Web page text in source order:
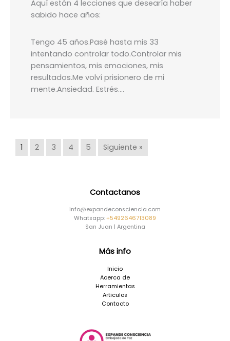
Aquí están 4 lecciones que desearía haber
sabido hace años:
Tengo 45 años.Pasé hasta mis 33
intentando controlar todo.Controlar mis
pensamientos, mis emociones, mis
resultados.Me volví prisionero de mi
mente.Ansiedad. Estrés….
1 2 3 4 5 Siguiente »
Contactanos
info@expandeconsciencia.com
Whatsapp: +5492646713089
San Juan | Argentina
Más info
Inicio
Acerca de
Herramientas
Articulos
Contacto